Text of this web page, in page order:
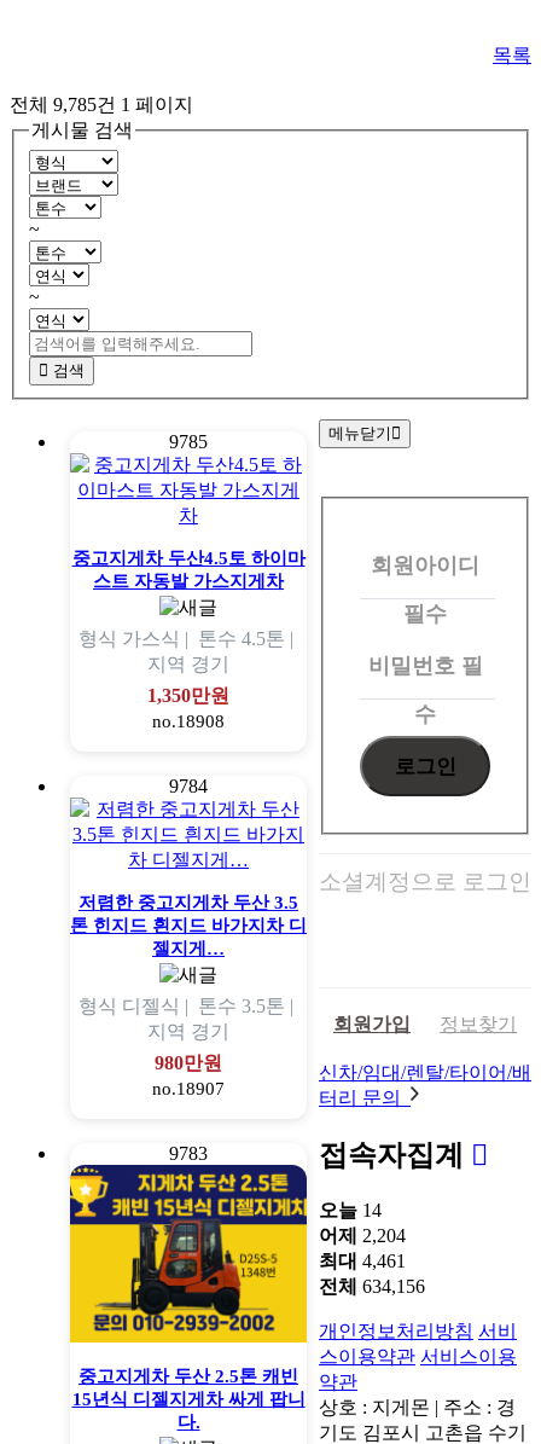
목록
전체 9,785건 1 페이지
게시물 검색
~
~
검색
9785
중고지게차 두산4.5토 하이마
스트 자동발 가스지게차
형식 가스식 | 톤수 4.5톤 |
지역 경기
1,350만원
no.18908
9784
저렴한 중고지게차 두산 3.5
톤 힌지드 흰지드 바가지차 디
젤지게…
형식 디젤식 | 톤수 3.5톤 |
지역 경기
980만원
no.18907
9783
중고지게차 두산 2.5톤 캐빈
15년식 디젤지게차 싸게 팝니
다.
메뉴닫기
회
회원아이디
필수
비밀번호 필
수
소셜계정으로 로그인
회원가입 정보찾기
신차/임대/렌탈/타이어/배
터리 문의
접속자집계
오늘 14
어제
2,204
최대 4,461
전체 634,156
개인정보처리방침 서비
스이용약관 서비스이용
약관
상호 : 지게몬 | 주소 : 경
기도 김포시 고촌읍 수기